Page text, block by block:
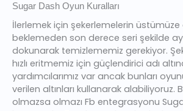
Sugar Dash Oyun Kuralları
İlerlemek için şekerlemelerin
beklemeden son derece seri şekilde
dokunarak temizlememiz gerekiyor.
hızlı eritmemiz için güçlendirici adı
yardımcılarımız var ancak bunları
verilen altınları kullanarak alabiliyoruz.
olmazsa olmazı Fb entegrasyonu